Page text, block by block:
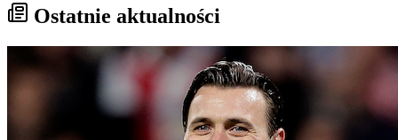
Ostatnie aktualności